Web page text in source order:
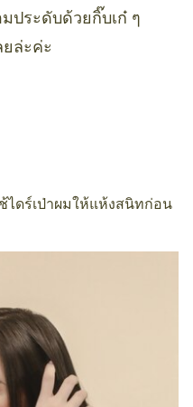
ประดับด้วยกิ๊บเก๋ ๆ
ล่ะค่ะ
ไดร์เป่าผมให้แห้งสนิทก่อน